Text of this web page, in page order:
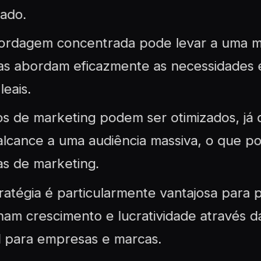
concentrada pode levar a uma
abordam eficazmente as
de marketing podem ser otimizados,
a uma audiência massiva, o que
de marketing.
é particularmente vantajosa para
crescimento e lucratividade através
empresas e marcas.